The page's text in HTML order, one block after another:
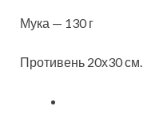
Мука — 130 г
Противень 20х30 см.